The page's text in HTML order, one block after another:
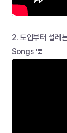
2. 도입부터 설레
Songs 🎅